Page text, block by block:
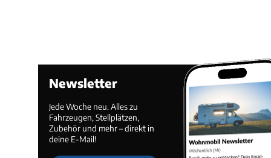
Newsletter
Jede Woche neu. Alles zu
Fahrzeugen, Stellplätzen,
Zubehör und mehr – direkt in
deine E-Mail!